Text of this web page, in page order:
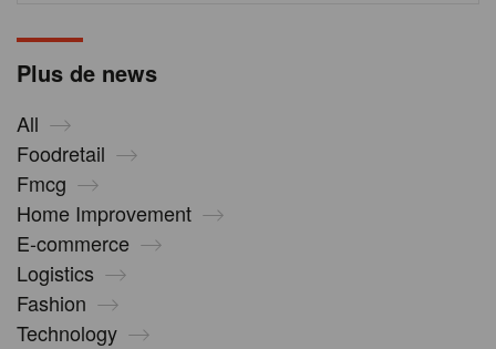
Plus de news
All
Foodretail
Fmcg
Home Improvement
E-commerce
Logistics
Fashion
Technology